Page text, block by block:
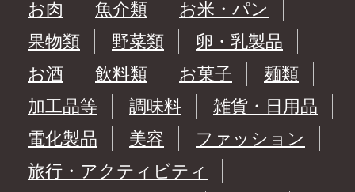
お肉
魚介類
お米・パン
果物類
野菜類
卵・乳製品
お酒
飲料類 お菓子
麺類
加工品等
調味料
雑貨・日用品
電化製品
美容
ファッション
旅行・アクティビティ